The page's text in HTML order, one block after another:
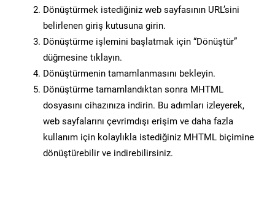
Dönüştürmek istediğiniz web sayfasının URL’sini
belirlenen giriş kutusuna girin.
Dönüştürme işlemini başlatmak için “Dönüştür”
düğmesine tıklayın.
Dönüştürmenin tamamlanmasını bekleyin.
Dönüştürme tamamlandıktan sonra MHTML
dosyasını cihazınıza indirin. Bu adımları izleyerek,
web sayfalarını çevrimdışı erişim ve daha fazla
kullanım için kolaylıkla istediğiniz MHTML biçimine
dönüştürebilir ve indirebilirsiniz.